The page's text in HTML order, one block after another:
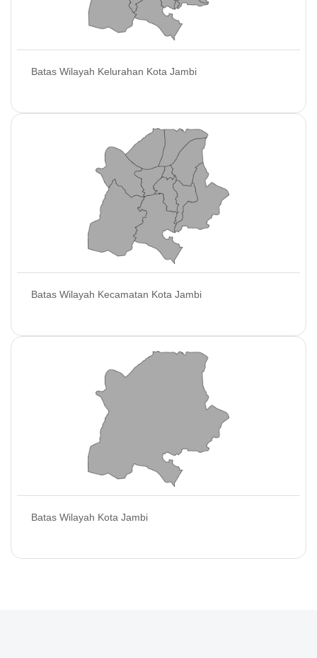
Batas Wilayah Kelurahan Kota Jambi
Batas Wilayah Kecamatan Kota Jambi
Batas Wilayah Kota Jambi